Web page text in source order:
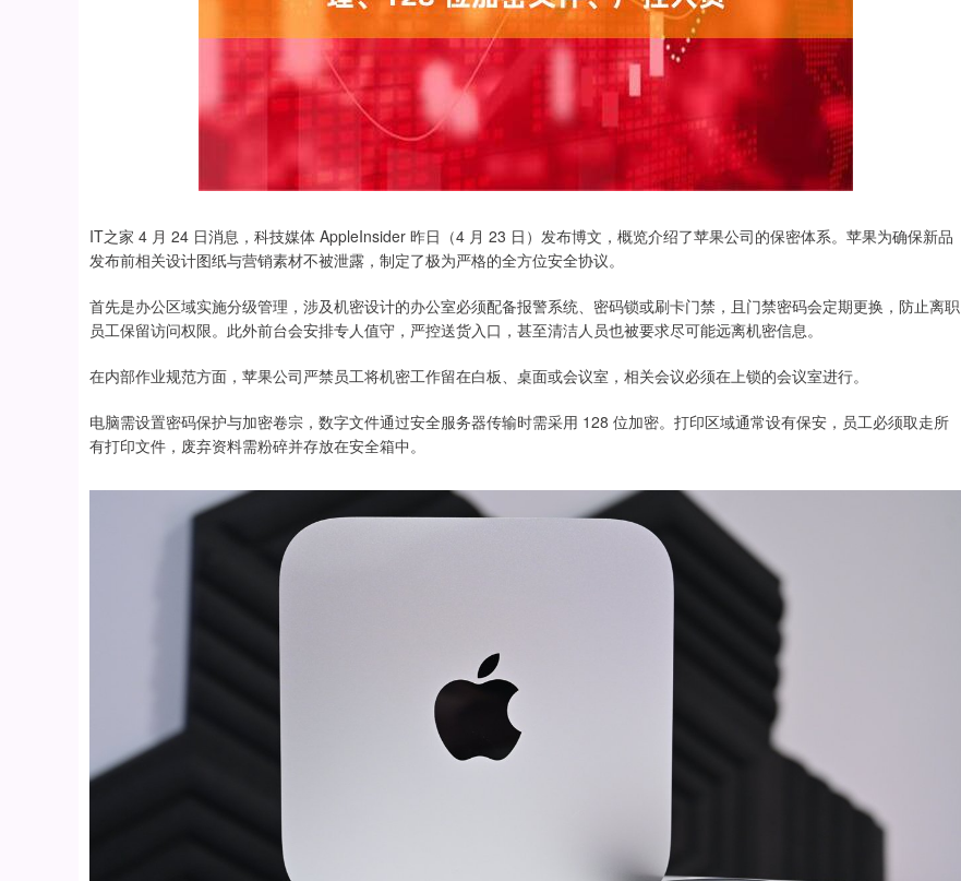
IT之家 4 月 24 日消息，科技媒体 AppleInsider 昨日（4 月 23 日）发布博文，概览介绍了苹果公司的保密体系。苹果为确保新品
发布前相关设计图纸与营销素材不被泄露，制定了极为严格的全方位安全协议。
首先是办公区域实施分级管理，涉及机密设计的办公室必须配备报警系统、密码锁或刷卡门禁，且门禁密码会定期更换，防止离职
员工保留访问权限。此外前台会安排专人值守，严控送货入口，甚至清洁人员也被要求尽可能远离机密信息。
在内部作业规范方面，苹果公司严禁员工将机密工作留在白板、桌面或会议室，相关会议必须在上锁的会议室进行。
电脑需设置密码保护与加密卷宗，数字文件通过安全服务器传输时需采用 128 位加密。打印区域通常设有保安，员工必须取走所
有打印文件，废弃资料需粉碎并存放在安全箱中。